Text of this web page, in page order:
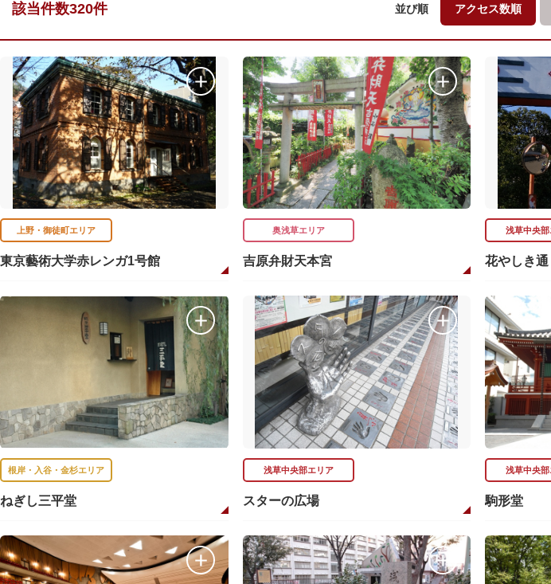
該当件数320件 並び順 アクセス数順
上野・御徒町エリア
東京藝術大学赤レンガ1号館
奥浅草エリア
吉原弁財天本宮
浅草中央
花やしき通
根岸・入谷・金杉エリア
ねぎし三平堂
浅草中央部エリア
スターの広場
浅草中央
駒形堂